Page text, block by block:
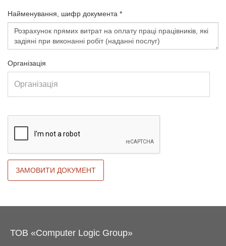
Найменування, шифр документа *
Організація
ТОВ «Computer Logic Group»